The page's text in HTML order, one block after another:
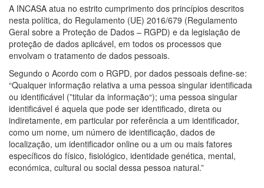
A INCASA atua no estrito cumprimento dos princípios descritos
nesta política, do Regulamento (UE) 2016/679 (Regulamento
Geral sobre a Proteção de Dados – RGPD) e da legislação de
proteção de dados aplicável, em todos os processos que
envolvam o tratamento de dados pessoais.
Segundo o Acordo com o RGPD, por dados pessoais define-se:
“Qualquer informação relativa a uma pessoa singular identificada
ou identificável (”titular da informação“); uma pessoa singular
identificável é aquela que pode ser identificado, direta ou
indiretamente, em particular por referência a um identificador,
como um nome, um número de identificação, dados de
localização, um identificador online ou a um ou mais fatores
específicos do físico, fisiológico, identidade genética, mental,
económica, cultural ou social dessa pessoa natural.”